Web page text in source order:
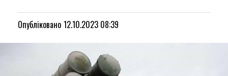
Опубліковано 12.10.2023 08:39